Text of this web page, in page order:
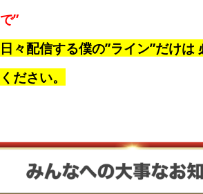
で”
日々配信する僕の”ライン”だけは
ください。